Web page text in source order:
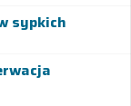
sypkich